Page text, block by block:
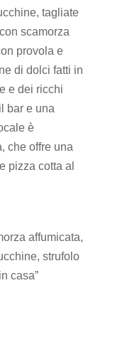
tagliate
scamorza
provola e
di dolci fatti in
e dei ricchi
bar e una
è
che offre una
pizza cotta al
affumicata,
strufolo
casa”